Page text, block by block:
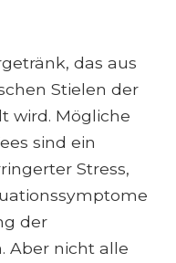
das aus
Stielen der
wird. Mögliche
sind ein
Stress,
der
Aber nicht alle